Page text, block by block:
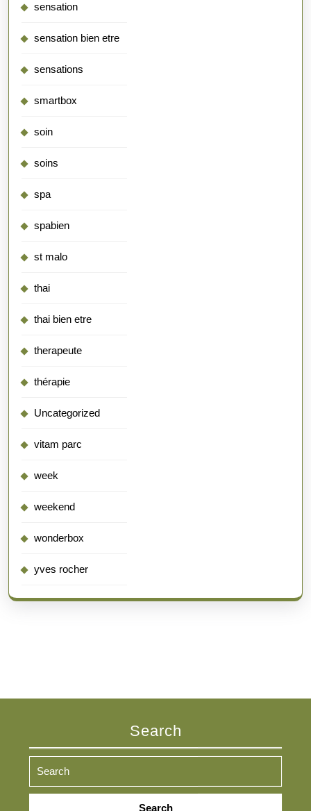
sensation
sensation bien etre
sensations
smartbox
soin
soins
spa
spabien
st malo
thai
thai bien etre
therapeute
thérapie
Uncategorized
vitam parc
week
weekend
wonderbox
yves rocher
Search
Search